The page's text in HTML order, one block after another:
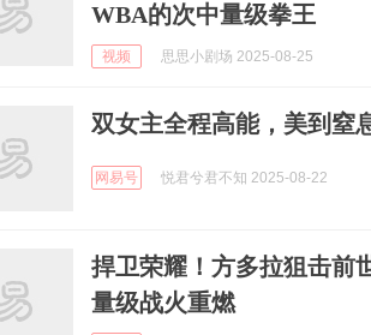
WBA的次中量级拳王
视频 思思小剧场 2025-08-25
双女主全程高能，美到窒
网易号 悦君兮君不知 2025-08-22
捍卫荣耀！方多拉狙击前
量级战火重燃